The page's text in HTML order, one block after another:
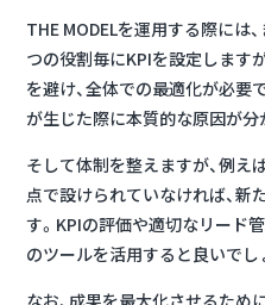
THE MODELを運用する際には
つの役割毎にKPIを設定しますが
を避け、全体での最適化が必要
が生じた際に本質的な原因が分
そして体制を整えますが、例
点で設けられていなければ、新
す。 KPIの評価や適切なリード
のツールを活用すると良いでし
なお、成果を最大化させるため